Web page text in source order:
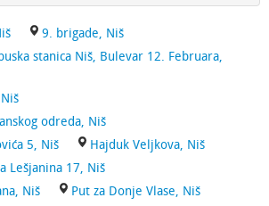
9. brigade, Niš
stanica Niš, Bulevar 12. Februara,
odreda, Niš
5, Niš
Hajduk Veljkova, Niš
Lešjanina 17, Niš
Niš
Put za Donje Vlase, Niš